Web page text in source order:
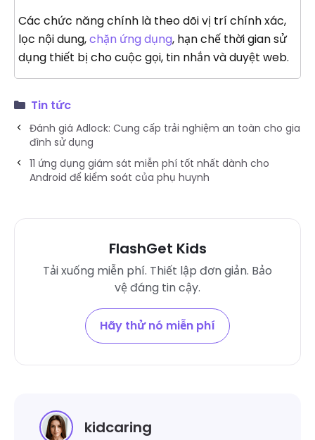
Các chức năng chính là theo dõi vị trí chính xác,
lọc nội dung,chặn ứng dụng, hạn chế thời gian sử
dụng thiết bị cho cuộc gọi, tin nhắn và duyệt web.
Tin tức
Đánh giá Adlock: Cung cấp trải nghiệm an toàn cho gia
đình sử dụng
11 ứng dụng giám sát miễn phí tốt nhất dành cho
Android để kiểm soát của phụ huynh
FlashGet Kids
Tải xuống miễn phí. Thiết lập đơn giản. Bảo
vệ đáng tin cậy.
Hãy thử nó miễn phí
kidcaring